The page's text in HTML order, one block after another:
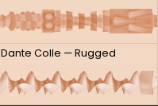
Dante Colle — Rugged